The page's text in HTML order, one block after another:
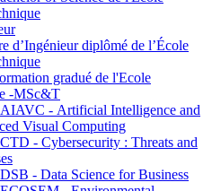
d’Ingénieur diplômé de l’École
gradué de l'Ecole
-MSc&T
- Artificial Intelligence and
Visual Computing
- Cybersecurity : Threats and
- Data Science for Business